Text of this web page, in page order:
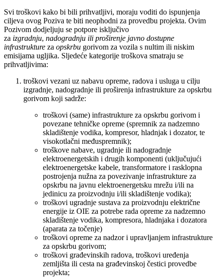
Svi troškovi kako bi bili prihvatljivi, moraju voditi do ispunjenja
ciljeva ovog Poziva te biti neophodni za provedbu projekta. Ovim
Pozivom dodjeljuju se potpore isključivo
za izgradnju, nadogradnju ili proširenje javno dostupne
infrastrukture za opskrbu gorivom za vozila s nultim ili niskim
emisijama ugljika. Sljedeće kategorije troškova smatraju se
prihvatljivima:
troškovi vezani uz nabavu opreme, radova i usluga u cilju
izgradnje, nadogradnje ili proširenja infrastrukture za opskrbu
gorivom koji sadrže:
troškovi (same) infrastrukture za opskrbu gorivom i
povezane tehničke opreme (spremnik za nadzemno
skladištenje vodika, kompresor, hladnjak i dozator, te
visokotlačni međuspremnik);
troškove nabave, ugradnje ili nadogradnje
elektroenergetskih i drugih komponenti (uključujući
elektroenergetske kabele, transformatore i rasklopna
postrojenja nužna za povezivanje infrastrukture za
opskrbu na javnu elektroenergetsku mrežu i/ili na
jedinicu za proizvodnju i/ili skladištenje vodika);
troškovi ugradnje sustava za proizvodnju električne
energije iz OIE za potrebe rada opreme za nadzemno
skladištenje vodika, kompresora, hladnjaka i dozatora
(aparata za točenje)
troškovi opreme za nadzor i upravljanjem infrastrukture
za opskrbu gorivom;
troškovi građevinskih radova, troškovi uređenja
zemljišta ili cesta na građevinskoj čestici provedbe
projekta;